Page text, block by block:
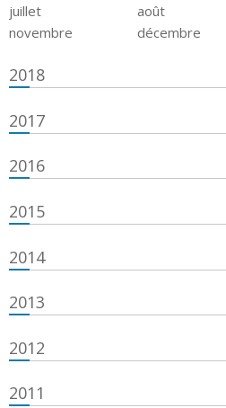
juillet
août
novembre
décembre
2018
2017
2016
2015
2014
2013
2012
2011